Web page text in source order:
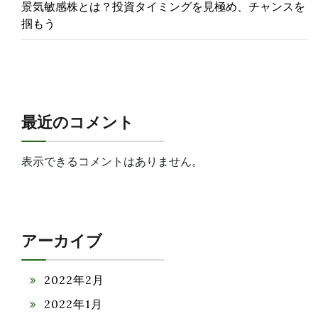
景気敏感株とは？投資タイミングを見極め、チャンスを
掴もう
最近のコメント
表示できるコメントはありません。
アーカイブ
2022年2月
2022年1月